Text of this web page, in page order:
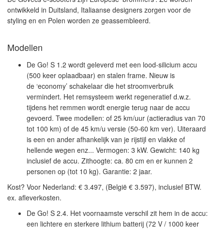
ontwikkeld in Duitsland, Italiaanse designers zorgen voor de
styling en en Polen worden ze geassembleerd.
Modellen
De Go! S 1.2 wordt geleverd met een lood-silicium accu
(500 keer oplaadbaar) en stalen frame. Nieuw is
de ‘economy’ schakelaar die het stroomverbruik
vermindert. Het remsysteem werkt regeneratief d.w.z.
tijdens het remmen wordt energie terug naar de accu
gevoerd. Twee modellen: of 25 km/uur (actieradius van 70
tot 100 km) of de 45 km/u versie (50-60 km ver). Uiteraard
is een en ander afhankelijk van je rijstijl en vlakke of
hellende wegen enz... Vermogen: 3 kW. Gewicht: 140 kg
inclusief de accu. Zithoogte: ca. 80 cm en er kunnen 2
personen op (tot 10 kg). Garantie: 2 jaar.
Kost? Voor Nederland: € 3.497, (België € 3.597), inclusief BTW.
ex. afleverkosten.
De Go! S 2.4. Het voornaamste verschil zit hem in de accu:
een lichtere en sterkere lithium batterij (72 V / 1000 keer